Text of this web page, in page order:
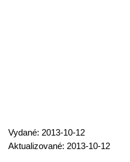
Vydané: 2013-10-12
Aktualizované: 2013-10-12